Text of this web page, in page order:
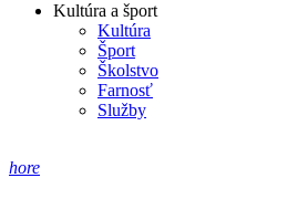
Kultúra a šport
Kultúra
Šport
Školstvo
Farnosť
Služby
hore